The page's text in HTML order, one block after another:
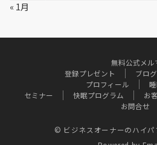
« 1月
無料公式メル
登録プレゼント
ブログ
プロフィール
セミナー
快眠プログラム お
お問合せ
© ビジネスオーナーのハイパ